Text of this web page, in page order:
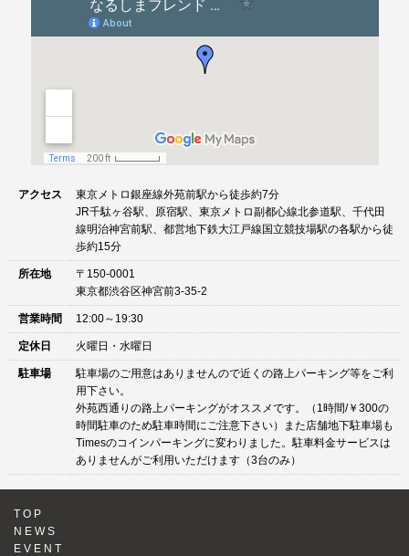
アクセス
東京メトロ銀座線外苑前駅から徒歩約7分
JR千駄ヶ谷駅、原宿駅、東京メトロ副都心線北参道駅、千代田
線明治神宮前駅、都営地下鉄大江戸線国立競技場駅の各駅から徒
歩約15分
所在地
〒150-0001
東京都渋谷区神宮前3-35-2
営業時間 12:00～19:30
定休日 火曜日・水曜日
駐車場
駐車場のご用意はありませんので近くの路上パーキング等をご利
用下さい。
外苑西通りの路上パーキングがオススメです。（1時間/￥300の
時間駐車のため駐車時間にご注意下さい）また店舗地下駐車場も
Timesのコインパーキングに変わりました。駐車料金サービスは
ありませんがご利用いただけます（3台のみ）
TOP
NEWS
EVENT